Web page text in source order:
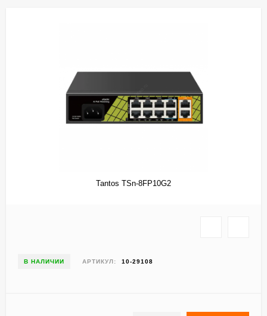
Tantos TSn-8FP10G2
В НАЛИЧИИ АРТИКУЛ: 10-29108